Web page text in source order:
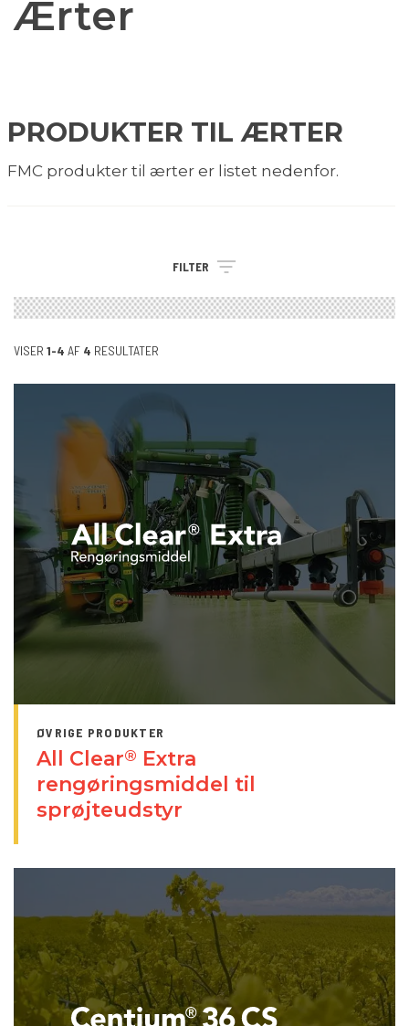
Ærter
PRODUKTER TIL ÆRTER
FMC produkter til ærter er listet nedenfor.
FILTER
VISER 1-4 AF 4 RESULTATER
ØVRIGE PRODUKTER
All Clear® Extra
rengøringsmiddel til
sprøjteudstyr